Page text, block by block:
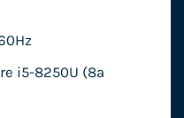
i5-8250U (8ª